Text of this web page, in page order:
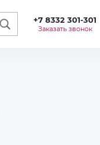
+7 8332 301-301
Заказать звонок